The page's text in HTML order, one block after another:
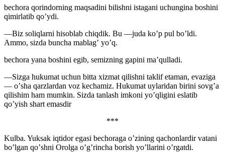
bechora qorindorning maqsadini bilishni istagani uchungina boshini
qimirlatib qoʼydi.
—Biz soliqlarni hisoblab chiqdik. Bu —juda koʼp pul boʼldi.
Аmmo, sizda buncha mablagʼ yoʼq.
bechora yana boshini egib, semizning gapini maʼqulladi.
—Sizga hukumat uchun bitta xizmat qilishni taklif etaman, evaziga
— oʼsha qarzlardan voz kechamiz. Hukumat uylaridan birini sovgʼa
qilishim ham mumkin. Sizda tanlash imkoni yoʼqligini eslatib
qoʼyish shart emasdir
***
Kulba. Yuksak iqtidor egasi bechoraga oʼzining qachonlardir vatani
boʼlgan qoʼshni Orolga oʼgʼrincha borish yoʼllarini oʼrgatdi.